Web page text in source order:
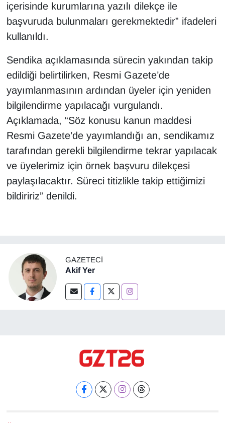
içerisinde kurumlarına yazılı dilekçe ile
başvuruda bulunmaları gerekmektedir” ifadeleri
kullanıldı.
Sendika açıklamasında sürecin yakından takip
edildiği belirtilirken, Resmi Gazete’de
yayımlanmasının ardından üyeler için yeniden
bilgilendirme yapılacağı vurgulandı.
Açıklamada, “Söz konusu kanun maddesi
Resmi Gazete’de yayımlandığı an, sendikamız
tarafından gerekli bilgilendirme tekrar yapılacak
ve üyelerimiz için örnek başvuru dilekçesi
paylaşılacaktır. Süreci titizlikle takip ettiğimizi
bildiririz” denildi.
GAZETECI
Akif Yer